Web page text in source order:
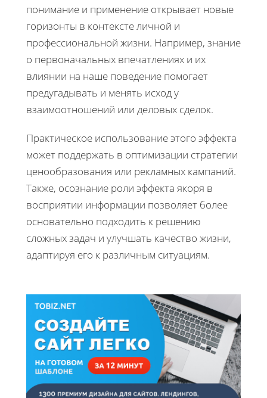
понимание и применение открывает новые
горизонты в контексте личной и
профессиональной жизни. Например, знание
о первоначальных впечатлениях и их
влиянии на наше поведение помогает
предугадывать и менять исход у
взаимоотношений или деловых сделок.
Практическое использование этого эффекта
может поддержать в оптимизации стратегии
ценообразования или рекламных кампаний.
Также, осознание роли эффекта якоря в
восприятии информации позволяет более
основательно подходить к решению
сложных задач и улучшать качество жизни,
адаптируя его к различным ситуациям.